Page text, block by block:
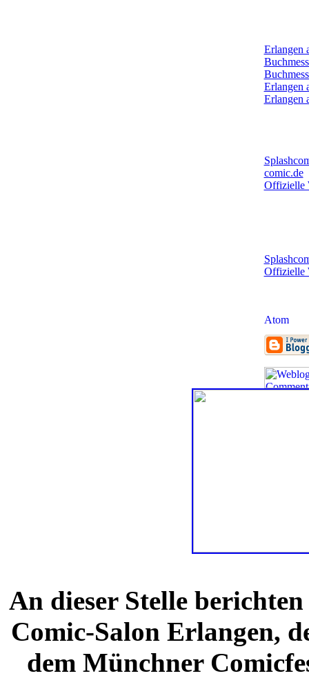
Erlangen
Erlangen
Erlangen
comic.de
Offizielle
Offizielle
An dieser Stelle
Comic-Salon Erlangen,
dem Münchner